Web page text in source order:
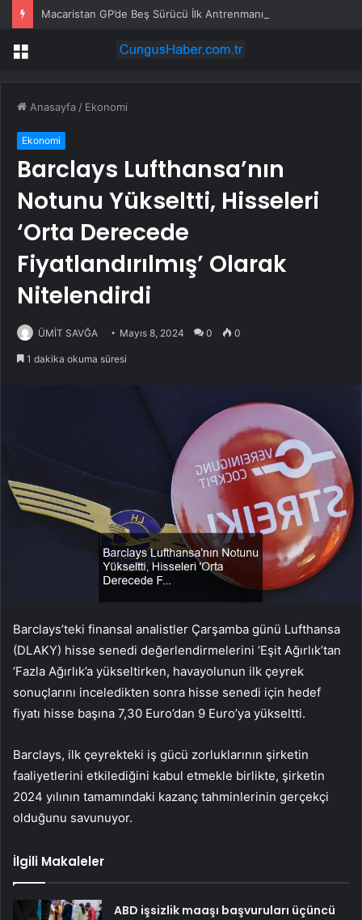
Macaristan GP’de Beş Sürücü İlk Antrenmanı Kaçıracak
Menü
Anasayfa / Ekonomi
Ekonomi
Barclays Lufthansa’nın
Notunu Yükseltti, Hisseleri
‘Orta Derecede
Fiyatlandırılmış’ Olarak
Nitelendirdi
ÜMİT SAVĞA Mayıs 8, 2024 0 0
1 dakika okuma süresi
Barclays’teki finansal analistler Çarşamba günü Lufthansa
(DLAKY) hisse senedi değerlendirmelerini ‘Eşit Ağırlık’tan
‘Fazla Ağırlık’a yükseltirken, havayolunun ilk çeyrek
sonuçlarını inceledikten sonra hisse senedi için hedef
fiyatı hisse başına 7,30 Euro’dan 9 Euro’ya yükseltti.
Barclays, ilk çeyrekteki iş gücü zorluklarının şirketin
faaliyetlerini etkilediğini kabul etmekle birlikte, şirketin
2024 yılının tamamındaki kazanç tahminlerinin gerçekçi
olduğunu savunuyor.
İlgili Makaleler
ABD işsizlik maaşı başvuruları üçüncü